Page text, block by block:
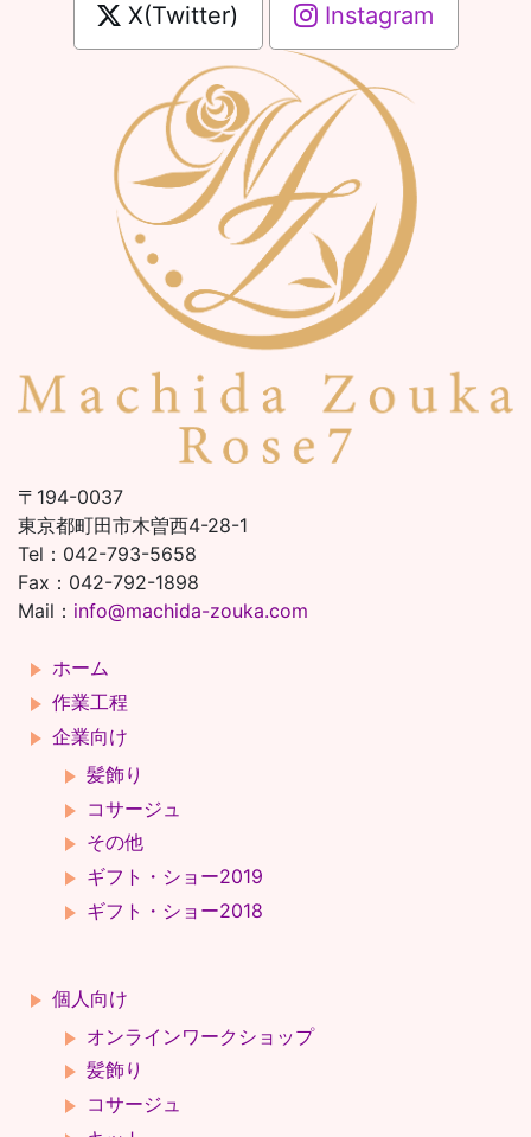
X(Twitter) Instagram
〒194-0037
東京都町田市木曽西4-28-1
Tel：042-793-5658
Fax：042-792-1898
Mail： info@machida-zouka.com
ホーム
作業工程
企業向け
髪飾り
コサージュ
その他
ギフト・ショー2019
ギフト・ショー2018
個人向け
オンラインワークショップ
髪飾り
コサージュ